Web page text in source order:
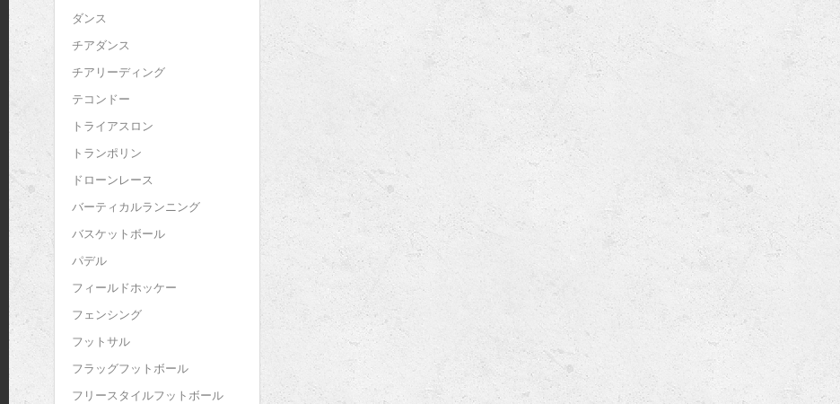
ダンス
チアダンス
チアリーディング
テコンドー
トライアスロン
トランポリン
ドローンレース
バーティカルランニング
バスケットボール
パデル
フィールドホッケー
フェンシング
フットサル
フラッグフットボール
フリースタイルフットボール